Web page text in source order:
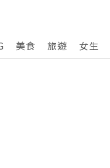
美食 旅遊 女生